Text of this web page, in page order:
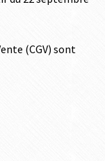
(CGV) sont